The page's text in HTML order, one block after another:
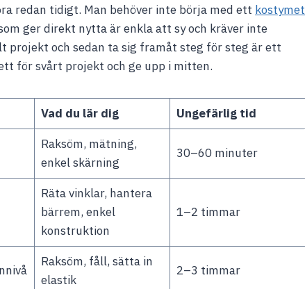
redan tidigt. Man behöver inte börja med ett kostymet
ger direkt nytta är enkla att sy och kräver inte
projekt och sedan ta sig framåt steg för steg är ett
för svårt projekt och ge upp i mitten.
Vad du lär dig Ungefärlig tid
Raksöm, mätning,
enkel skärning
30–60 minuter
Räta vinklar, hantera
bärrem, enkel
konstruktion
1–2 timmar
Raksöm, fåll, sätta in
elastik
2–3 timmar